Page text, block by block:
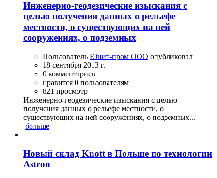
Инженерно-геодезические изыскания с
целью получения данных о рельефе
местности, о существующих на ней
сооружениях, о подземных
Пользователь Юнит-пром ООО опубликовал
18 сентября 2013 г.
0 комментариев
нравится 0 пользователям
821 просмотр
Инженерно-геодезические изыскания с целью
получения данных о рельефе местности, о
существующих на ней сооружениях, о подземных...
больше
Новый склад Knott в Польше по технологии
Astron